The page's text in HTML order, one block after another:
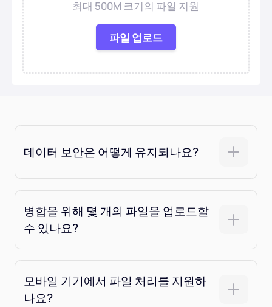
사진에 색칠
무료 이미지 압축기
AI 배경 생성기
이미지 재저작권
PDF 번역기
PDF 온라인 압축
PDF 파일 온라인 병합
PDF를 Word로 온라인 변환
모든 도구 탐색
최대 500M 크기의 파일 지원
파일 업로드
데이터 보안은 어떻게 유지되나요?
병합을 위해 몇 개의 파일을 업로드할
수 있나요?
모바일 기기에서 파일 처리를 지원하
나요?